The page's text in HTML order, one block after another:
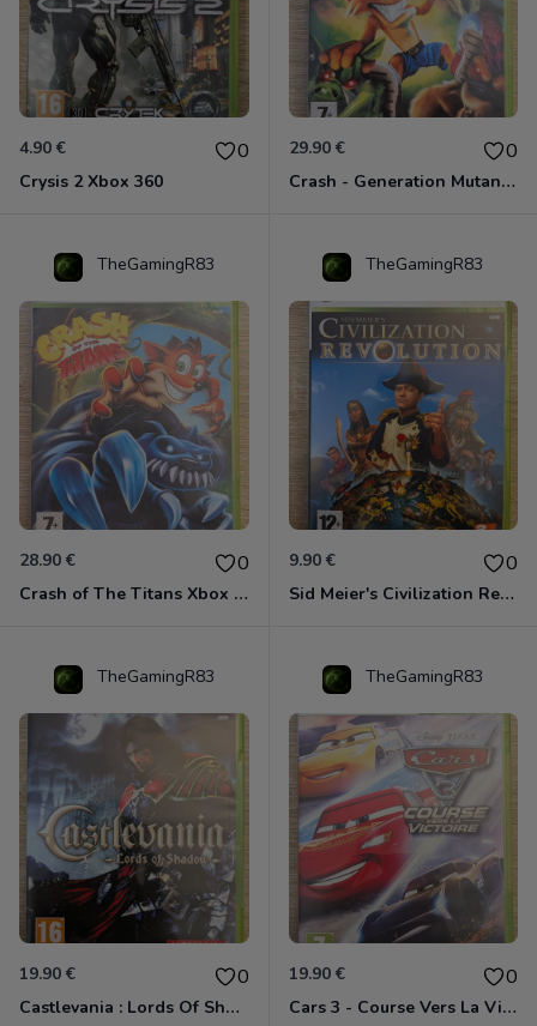
4.90 € 0
Crysis 2 Xbox 360
29.90 € 0
Crash - Generation Mutant Xbox 360
TheGamingR83
28.90 € 0
Crash of The Titans Xbox 360
TheGamingR83
9.90 € 0
Sid Meier's Civilization Revolution Xbox 360
TheGamingR83
19.90 € 0
Castlevania : Lords Of Shadow Xbox 360
TheGamingR83
19.90 € 0
Cars 3 - Course Vers La Victoire Xbox 360